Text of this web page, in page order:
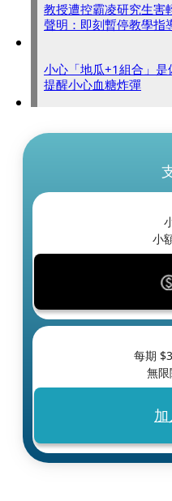
教授遭控霸凌研究生
聲明：即刻暫停教學指
小心「地瓜+1組合」
提醒小心血糖炸彈
小
每期 $
無